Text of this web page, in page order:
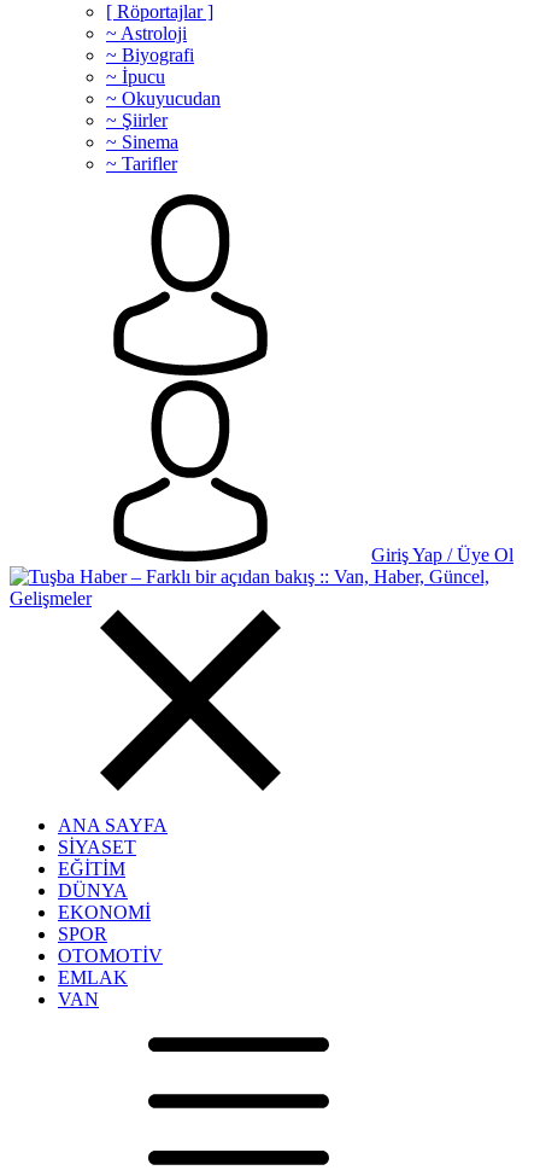
[ Röportajlar ]
~ Astroloji
~ Biyografi
~ İpucu
~ Okuyucudan
~ Şiirler
~ Sinema
~ Tarifler
Giriş Yap / Üye Ol
ANA SAYFA
SİYASET
EĞİTİM
DÜNYA
EKONOMİ
SPOR
OTOMOTİV
EMLAK
VAN